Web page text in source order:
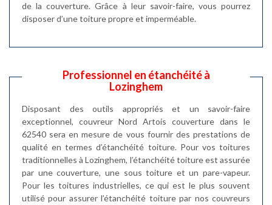
de la couverture. Grâce à leur savoir-faire, vous pourrez
disposer d’une toiture propre et imperméable.
Professionnel en étanchéité à
Lozinghem
Disposant des outils appropriés et un savoir-faire
exceptionnel, couvreur Nord Artois couverture dans le
62540 sera en mesure de vous fournir des prestations de
qualité en termes d’étanchéité toiture. Pour vos toitures
traditionnelles à Lozinghem, l’étanchéité toiture est assurée
par une couverture, une sous toiture et un pare-vapeur.
Pour les toitures industrielles, ce qui est le plus souvent
utilisé pour assurer l’étanchéité toiture par nos couvreurs